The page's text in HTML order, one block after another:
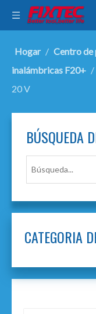
Hogar / Centro
inalámbricas F20+ /
20 V
BÚSQUEDA
CATEGORIA